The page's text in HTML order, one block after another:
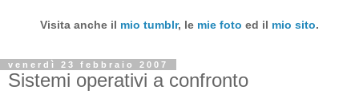
Visita anche il mio tumblr, le mie foto ed il mio sito.
venerdì 23 febbraio 2007
Sistemi operativi a confronto